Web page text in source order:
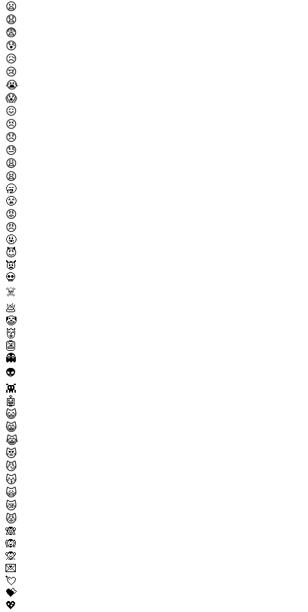
😦
😧
😨
😰
😥
😢
😭
😱
😖
😣
😞
😓
😩
😫
🥱
😤
😡
😠
🤬
😈
👿
💀
☠️
💩
🤡
👹
👺
👻
👽
👾
🤖
😺
😸
😹
😻
😼
😽
🙀
😿
😾
🙈
🙉
🙊
💌
💘
💝
💖